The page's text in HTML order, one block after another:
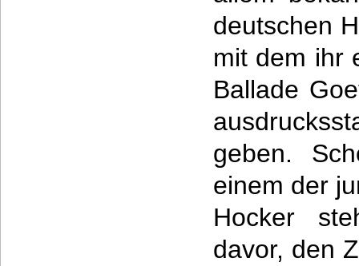
deutschen
mit dem ihr
Ballade
geben.
einem der
Hocker
davor, den